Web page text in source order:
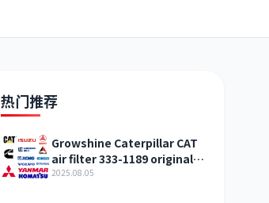
卡尔玛 杰西博
热门推荐
Growshine Caterpillar CAT
air filter 333-1189 original
straight hair Qinghai
2025.08.05